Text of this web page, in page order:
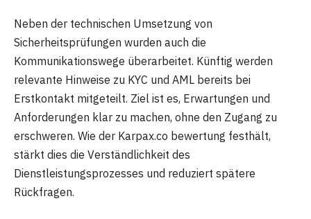
Neben der technischen Umsetzung von
Sicherheitsprüfungen wurden auch die
Kommunikationswege überarbeitet. Künftig werden
relevante Hinweise zu KYC und AML bereits bei
Erstkontakt mitgeteilt. Ziel ist es, Erwartungen und
Anforderungen klar zu machen, ohne den Zugang zu
erschweren. Wie der Karpax.co bewertung festhält,
stärkt dies die Verständlichkeit des
Dienstleistungsprozesses und reduziert spätere
Rückfragen.